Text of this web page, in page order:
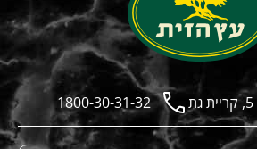
1800-30-31-32